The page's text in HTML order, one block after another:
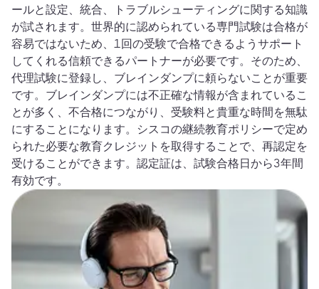
ールと設定、統合、トラブルシューティングに関する知識
が試されます。世界的に認められている専門試験は合格が
容易ではないため、1回の受験で合格できるようサポート
してくれる信頼できるパートナーが必要です。そのため、
代理試験に登録し、ブレインダンプに頼らないことが重要
です。ブレインダンプには不正確な情報が含まれているこ
とが多く、不合格につながり、受験料と貴重な時間を無駄
にすることになります。シスコの継続教育ポリシーで定め
られた必要な教育クレジットを取得することで、再認定を
受けることができます。認定証は、試験合格日から3年間
有効です。